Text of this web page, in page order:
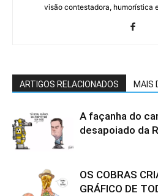
visão contestadora, humorística
ARTIGOS RELACIONADOS MAIS
A façanha do
desapoiado da
OS COBRAS
GRÁFICO DE